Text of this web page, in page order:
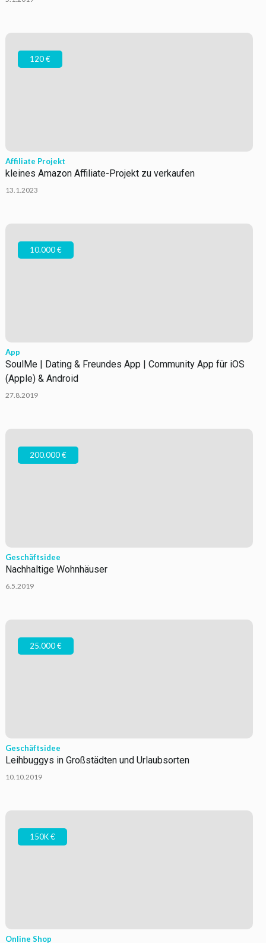
120 €
Affiliate Projekt
kleines Amazon Affiliate-Projekt zu verkaufen
13.1.2023
10.000 €
App
SoulMe | Dating & Freundes App | Community App für iOS
(Apple) & Android
27.8.2019
200.000 €
Geschäftsidee
Nachhaltige Wohnhäuser
6.5.2019
25.000 €
Geschäftsidee
Leihbuggys in Großstädten und Urlaubsorten
10.10.2019
150K €
Online Shop